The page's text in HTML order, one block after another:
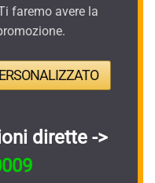
faremo avere la
dirette ->